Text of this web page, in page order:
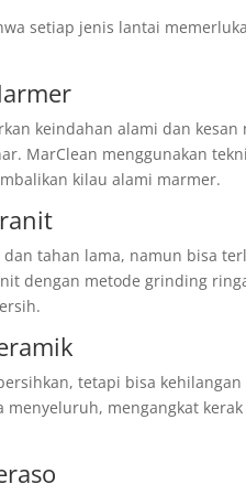
setiap jenis lantai
keindahan alami dan
MarClean menggunakan
kilau alami marmer.
tahan lama, namun bisa
dengan metode grinding
tetapi bisa
menyeluruh, mengangkat